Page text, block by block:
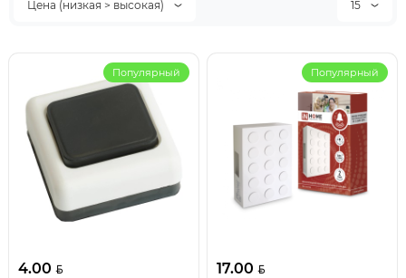
Цена (низкая > высокая) 15
Популярный
4.00
Популярный
17.00